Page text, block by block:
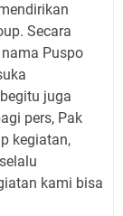
Secara
Puspo
juga
pers, Pak
kegiatan,
kami bisa